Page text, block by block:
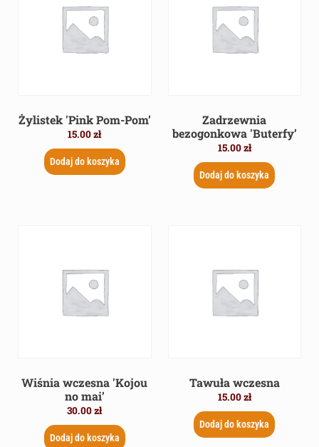
Żylistek 'Pink Pom-Pom’
15.00zł
Dodaj do koszyka
Zadrzewnia
bezogonkowa 'Buterfy’
15.00zł
Dodaj do koszyka
Wiśnia wczesna 'Kojou
no mai’
30.00zł
Dodaj do koszyka
Tawuła wczesna
15.00zł
Dodaj do koszyka